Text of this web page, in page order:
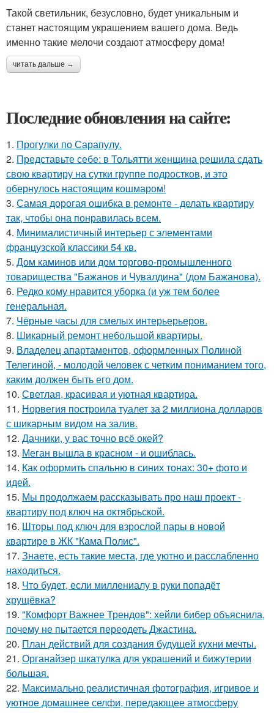
Такой светильник, безусловно, будет уникальным и
станет настоящим украшением вашего дома. Ведь
именно такие мелочи создают атмосферу дома!
читать дальше →
Последние обновления на сайте:
1. Прогулки по Сарапулу.
2. Представьте себе: в Тольятти женщина решила сдать
свою квартиру на сутки группе подростков, и это
обернулось настоящим кошмаром!
3. Самая дорогая ошибка в ремонте - делать квартиру
так, чтобы она понравилась всем.
4. Минималистичный интерьер с элементами
французской классики 54 кв.
5. Дом каминов или дом торгово-промышленного
товарищества "Бажанов и Чувалдина" (дом Бажанова).
6. Редко кому нравится уборка (и уж тем более
генеральная.
7. Чёрные часы для смелых интерьерьеров.
8. Шикарный ремонт небольшой квартиры.
9. Владелец апартаментов, оформленных Полиной
Телегиной, - молодой человек с четким пониманием того,
каким должен быть его дом.
10. Светлая, красивая и уютная квартира.
11. Норвегия построила туалет за 2 миллиона долларов
с шикарным видом на залив.
12. Дачники, у вас точно всё окей?
13. Меган вышла в красном - и ошиблась.
14. Как оформить спальню в синих тонах: 30+ фото и
идей.
15. Мы продолжаем рассказывать про наш проект -
квартиру под ключ на октябрьской.
16. Шторы под ключ для взрослой пары в новой
квартире в ЖК "Кама Полис".
17. Знаете, есть такие места, где уютно и расслабленно
находиться.
18. Что будет, если миллениалу в руки попадёт
хрущёвка?
19. "Комфорт Важнее Трендов": хейли бибер объяснила,
почему не пытается переодеть Джастина.
20. План действий для создания будущей кухни мечты.
21. Органайзер шкатулка для украшений и бижутерии
большая.
22. Максимально реалистичная фотография, игривое и
уютное домашнее селфи, передающее атмосферу